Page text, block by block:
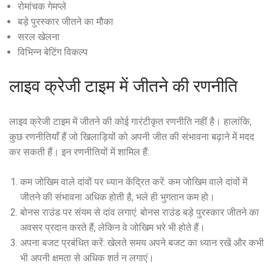
रोमांचक गेमप्ले
बड़े पुरस्कार जीतने का मौका
सरल खेलना
विभिन्न बेटिंग विकल्प
लाइव क्रेजी टाइम में जीतने की रणनीति
लाइव क्रेजी टाइम में जीतने की कोई गारंटीकृत रणनीति नहीं है। हालांकि,
कुछ रणनीतियाँ हैं जो खिलाड़ियों को अपनी जीत की संभावना बढ़ाने में मदद
कर सकती हैं। इन रणनीतियों में शामिल हैं:
कम जोखिम वाले दांवों पर ध्यान केंद्रित करें: कम जोखिम वाले दांवों में
जीतने की संभावना अधिक होती है, भले ही भुगतान कम हो।
बोनस राउंड पर संयम से दांव लगाएं: बोनस राउंड बड़े पुरस्कार जीतने का
अवसर प्रदान करते हैं, लेकिन वे जोखिम भरे भी होते हैं।
अपना बजट प्रबंधित करें: खेलते समय अपने बजट का ध्यान रखें और कभी
भी अपनी क्षमता से अधिक शर्त न लगाएं।